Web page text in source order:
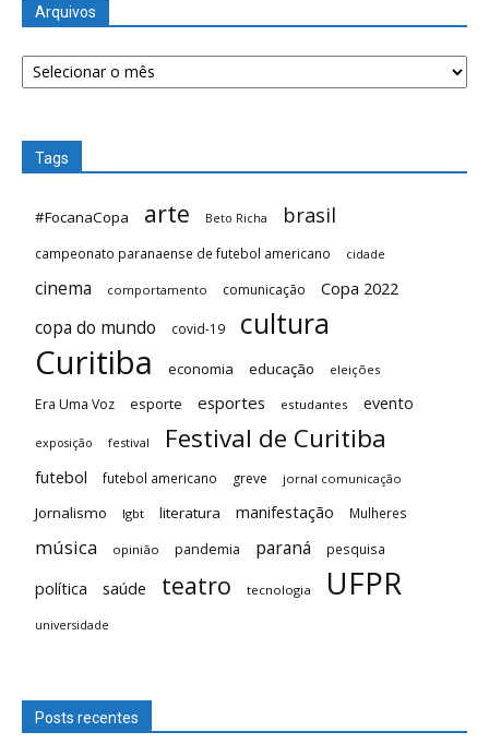
Arquivos
Arquivos
Tags
#FocanaCopa arte Beto Richa brasil
campeonato paranaense de futebol americano cidade
cinema comportamento comunicação Copa 2022
copa do mundo covid-19 cultura
Curitiba economia educação eleições
Era Uma Voz esporte esportes estudantes evento
exposição festival Festival de Curitiba
futebol futebol americano greve jornal comunicação
Jornalismo lgbt literatura manifestação Mulheres
música opinião pandemia paraná pesquisa
política saúde teatro tecnologia UFPR
universidade
Posts recentes